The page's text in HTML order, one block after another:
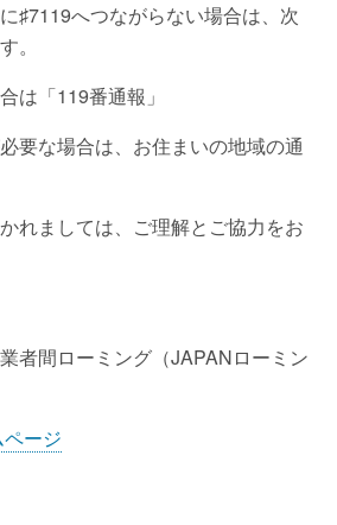
♯7119へつながらない場合は、次
。
は「119番通報」
要な場合は、お住まいの地域の通
れましては、ご理解とご協力をお
者間ローミング（JAPANローミン
ージ